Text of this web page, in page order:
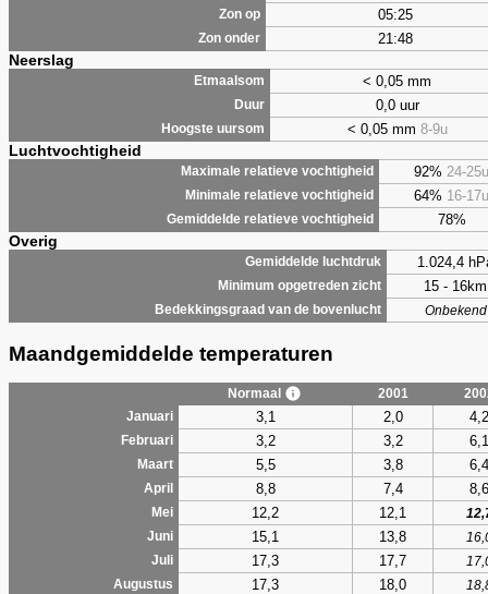
Zon op 05:25
Zon onder 21:48
Neerslag
Etmaalsom < 0,05 mm
Duur 0,0 uur
Hoogste uursom < 0,05 mm 8-9u
Luchtvochtigheid
Maximale relatieve vochtigheid 92% 24-25u
Minimale relatieve vochtigheid 64% 16-17u
Gemiddelde relatieve vochtigheid 78%
Overig
Gemiddelde luchtdruk 1.024,4
Minimum opgetreden zicht 15 - 16km
Bedekkingsgraad van de bovenlucht Onbekend
Maandgemiddelde temperaturen
Normaal 2001
Januari
3,1 2,0 4,2
Februari 3,2 3,2 6,1
Maart 5,5 3,8 6,4
April 8,8 7,4 8,6
Mei 12,2 12,1
Juni
15,1 13,8
Juli
17,3 17,7
Augustus
17,3 18,0